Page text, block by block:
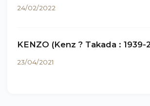
24/02/2022
KENZO (Kenz ? Takada : 1939-
23/04/2021